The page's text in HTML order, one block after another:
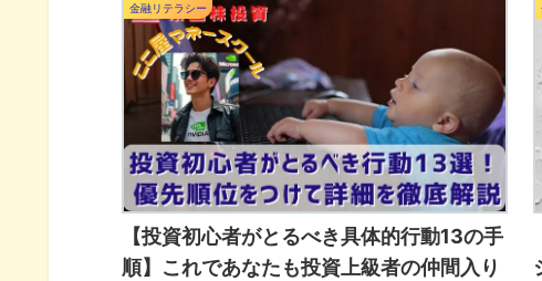
金融リテラシー
【投資初心者がとるべき具体的行動13の手
順】これであなたも投資上級者の仲間入り